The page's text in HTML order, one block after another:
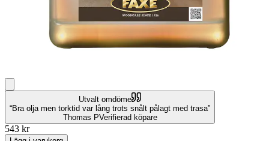
Utvalt omdöme
Bra olja men torktid var lång trots snålt pålagt med trasa
Thomas PVerifierad köpare
543 kr